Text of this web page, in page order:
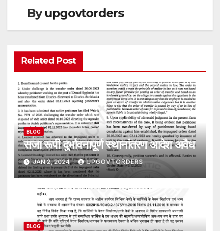
Byupgovtorders
Related Post
BLOG
सजा रूपी दुर्भावनापूर्ण स्थानांतरण आदेश अवैध
JAN 2, 2024 UPGOVTORDERS
BLOG